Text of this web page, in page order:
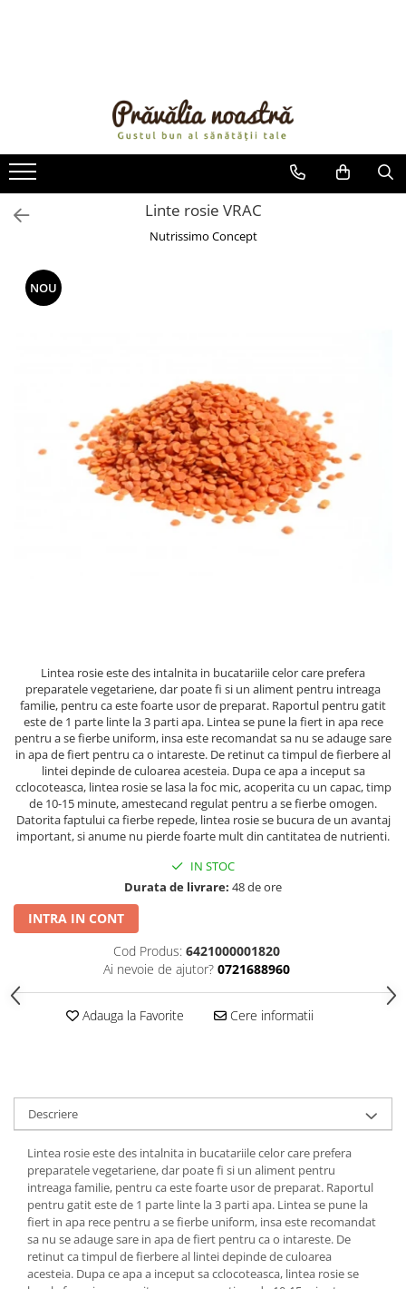
ULEIURI ȘI UNTURI
MĂSLINE
FRUCTE DESHIDRATATE
FRUCTE LA CONSERVĂ
OȚETURI ȘI SOSURI
CREME ȘI PASTE TARTINABILE
CONDIMENTE
CEAIURI GRECEȘTI
CIOCOLATĂ ȘI CACAO
COSMETICE
REMEDII NATURISTE
TOATE PRODUSELE
Linte rosie VRAC
Nutrissimo Concept
NOU
Lintea rosie este des intalnita in bucatariile celor care prefera
preparatele vegetariene, dar poate fi si un aliment pentru intreaga
familie, pentru ca este foarte usor de preparat. Raportul pentru gatit
este de 1 parte linte la 3 parti apa. Lintea se pune la fiert in apa rece
pentru a se fierbe uniform, insa este recomandat sa nu se adauge sare
in apa de fiert pentru ca o intareste. De retinut ca timpul de fierbere al
lintei depinde de culoarea acesteia. Dupa ce apa a inceput sa
cclocoteasca, lintea rosie se lasa la foc mic, acoperita cu un capac, timp
de 10-15 minute, amestecand regulat pentru a se fierbe omogen.
Datorita faptului ca fierbe repede, lintea rosie se bucura de un avantaj
important, si anume nu pierde foarte mult din cantitatea de nutrienti.
IN STOC
Durata de livrare: 48 de ore
INTRA IN CONT
Cod Produs: 6421000001820
Ai nevoie de ajutor? 0721688960
Adauga la Favorite Cere informatii
Descriere
Lintea rosie este des intalnita in bucatariile celor care prefera
preparatele vegetariene, dar poate fi si un aliment pentru
intreaga familie, pentru ca este foarte usor de preparat. Raportul
pentru gatit este de 1 parte linte la 3 parti apa. Lintea se pune la
fiert in apa rece pentru a se fierbe uniform, insa este recomandat
sa nu se adauge sare in apa de fiert pentru ca o intareste. De
retinut ca timpul de fierbere al lintei depinde de culoarea
acesteia. Dupa ce apa a inceput sa cclocoteasca, lintea rosie se